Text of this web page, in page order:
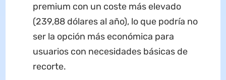
premium con un coste más elevado
(239,88 dólares al año), lo que podría no
ser la opción más económica para
usuarios con necesidades básicas de
recorte.